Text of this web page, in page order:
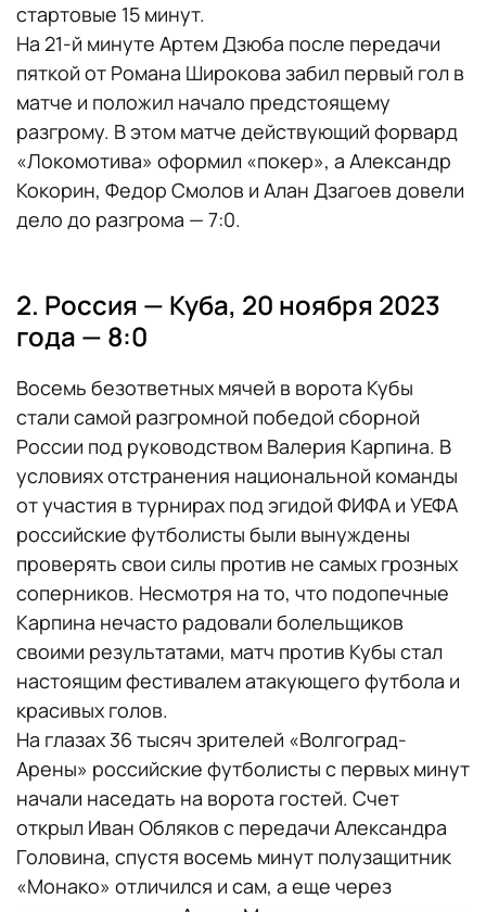
стартовые 15 минут.
На 21-й минуте Артем Дзюба после передачи
пяткой от Романа Широкова забил первый гол в
матче и положил начало предстоящему
разгрому. В этом матче действующий форвард
«Локомотива» оформил «покер», а Александр
Кокорин, Федор Смолов и Алан Дзагоев довели
дело до разгрома — 7:0.
2. Россия — Куба, 20 ноября 2023
года — 8:0
Восемь безответных мячей в ворота Кубы
стали самой разгромной победой сборной
России под руководством Валерия Карпина. В
условиях отстранения национальной команды
от участия в турнирах под эгидой ФИФА и УЕФА
российские футболисты были вынуждены
проверять свои силы против не самых грозных
соперников. Несмотря на то, что подопечные
Карпина нечасто радовали болельщиков
своими результатами, матч против Кубы стал
настоящим фестивалем атакующего футбола и
красивых голов.
На глазах 36 тысяч зрителей «Волгоград-
Арены» российские футболисты с первых минут
начали наседать на ворота гостей. Счет
открыл Иван Обляков с передачи Александра
Головина, спустя восемь минут полузащитник
«Монако» отличился и сам, а еще через